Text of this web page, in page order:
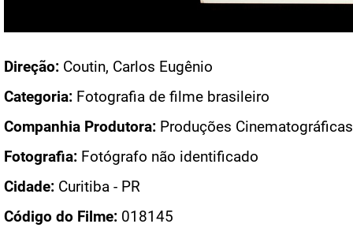
Direção: Coutin, Carlos Eugênio
Categoria: Fotografia de filme brasileiro
Companhia Produtora: Produções
Fotografia: Fotógrafo não identificado
Cidade: Curitiba - PR
Código do Filme: 018145